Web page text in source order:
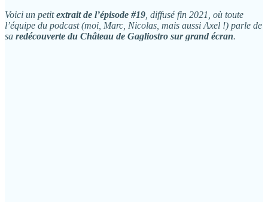
Voici un petitextrait de l’épisode #19 , diffusé fin 2021, où toute
l’équipe du podcast (moi, Marc, Nicolas, mais aussi Axel !) parle de
sa redécouverte du Château de Gagliostro sur grand écran.